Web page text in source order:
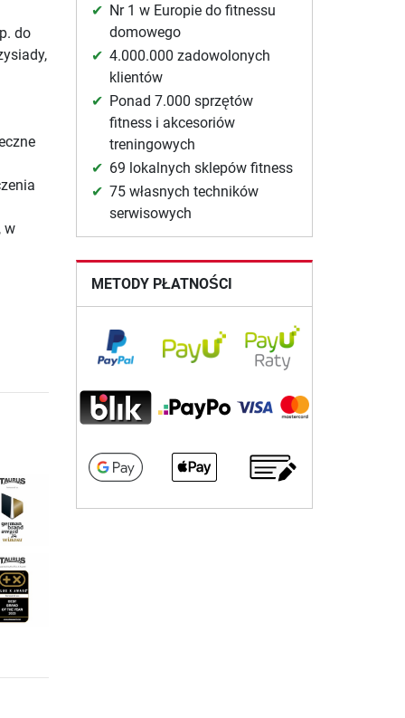
do
w
Nr 1 w Europie do fitnessu
domowego
4.000.000 zadowolonych
klientów
Ponad 7.000 sprzętów
fitness i akcesoriów
treningowych
69 lokalnych sklepów fitness
75 własnych techników
serwisowych
METODY PŁATNOŚCI